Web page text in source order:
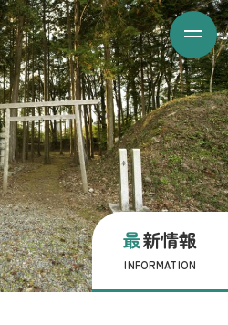
最新情報
INFORMATION